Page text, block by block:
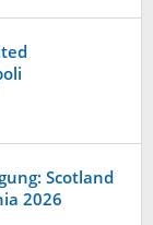
Scotland
2026